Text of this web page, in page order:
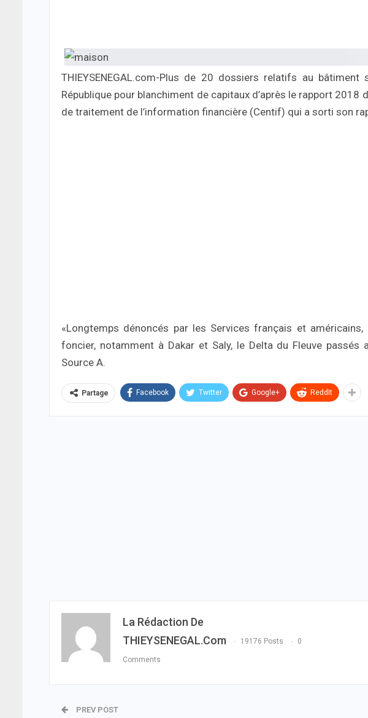
THIEYSENEGAL.com-Plus de 20 dossiers relatifs au
République pour blanchiment de capitaux d’après le rapport 2018
de traitement de l’information financière (Centif) qui a sorti son
«Longtemps dénoncés par les Services français et
foncier, notamment à Dakar et Saly, le Delta du Fleuve
Source A.
Partage Facebook Twitter Google+ ReddIt
La Rédaction De
THIEYSENEGAL.com
19176 Posts 0
Comments
PREV POST